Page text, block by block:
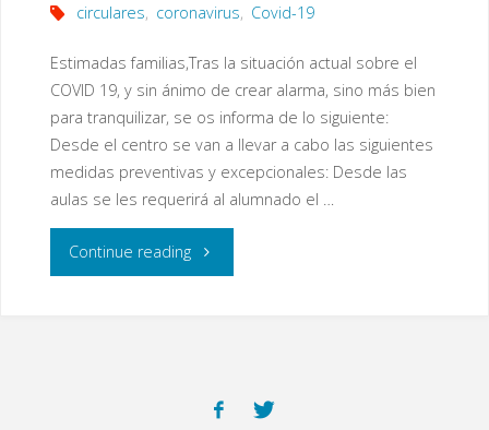
circulares, coronavirus, Covid-19
Estimadas familias,Tras la situación actual sobre el
COVID 19, y sin ánimo de crear alarma, sino más bien
para tranquilizar, se os informa de lo siguiente:
Desde el centro se van a llevar a cabo las siguientes
medidas preventivas y excepcionales: Desde las
aulas se les requerirá al alumnado el …
Continue reading"Medidas